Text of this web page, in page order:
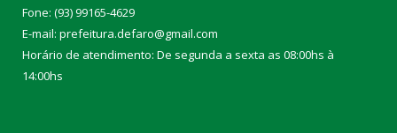
Fone: (93) 99165-4629
E-mail: prefeitura.defaro@gmail.com
Horário de atendimento: De segunda a sexta as 08:00hs à
14:00hs